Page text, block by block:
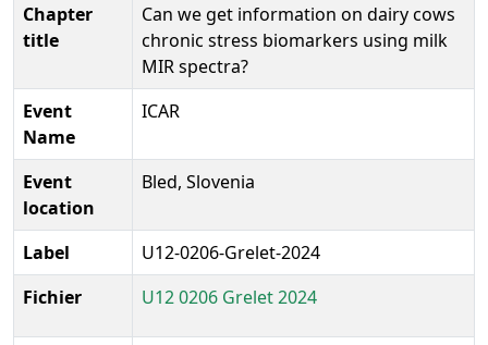
Chapter
title
Can we get information on dairy cows
chronic stress biomarkers using milk
MIR spectra?
Event
Name
ICAR
Event
location
Bled, Slovenia
Label
U12-0206-Grelet-2024
Fichier
U12 0206 Grelet 2024